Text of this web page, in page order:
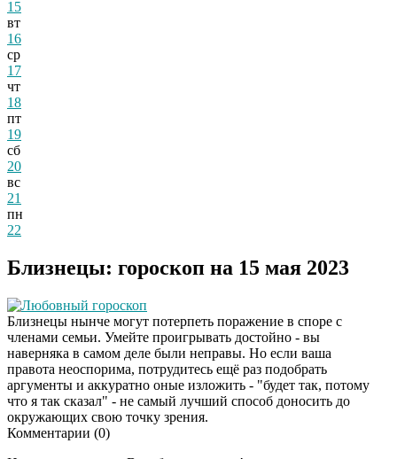
15
вт
16
ср
17
чт
18
пт
19
сб
20
вс
21
пн
22
Близнецы: гороскоп на 15 мая 2023
Любовный гороскоп
Близнецы нынче могут потерпеть поражение в споре с
членами семьи. Умейте проигрывать достойно - вы
наверняка в самом деле были неправы. Но если ваша
правота неоспорима, потрудитесь ещё раз подобрать
аргументы и аккуратно оные изложить - "будет так, потому
что я так сказал" - не самый лучший способ доносить до
окружающих свою точку зрения.
Комментарии (0)
Скрытая камера на